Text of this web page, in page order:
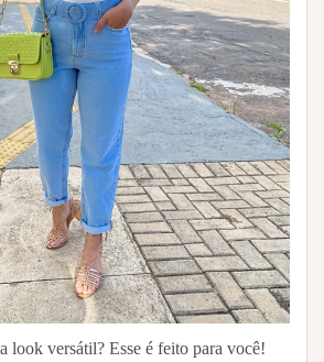
look versátil? Esse é feito para você!